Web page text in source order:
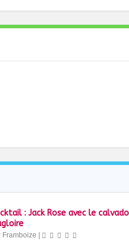
: Jack Rose avec le
Framboize